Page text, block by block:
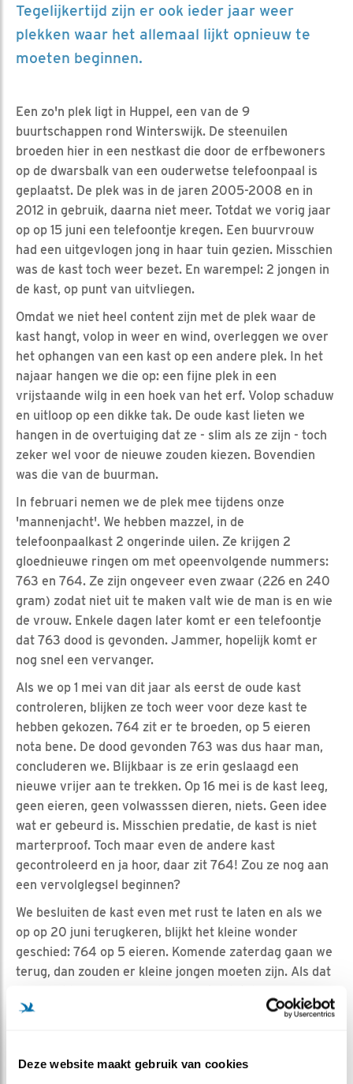
Deze website maakt gebruik van cookies
Tegelijkertijd zijn er ook ieder jaar weer
plekken waar het allemaal lijkt opnieuw te
moeten beginnen.
Een zo'n plek ligt in Huppel, een van de 9
buurtschappen rond Winterswijk. De steenuilen
broeden hier in een nestkast die door de erfbewoners
op de dwarsbalk van een ouderwetse telefoonpaal is
geplaatst. De plek was in de jaren 2005-2008 en in
2012 in gebruik, daarna niet meer. Totdat we vorig jaar
op op 15 juni een telefoontje kregen. Een buurvrouw
had een uitgevlogen jong in haar tuin gezien. Misschien
was de kast toch weer bezet. En warempel: 2 jongen in
de kast, op punt van uitvliegen.
Omdat we niet heel content zijn met de plek waar de
kast hangt, volop in weer en wind, overleggen we over
het ophangen van een kast op een andere plek. In het
najaar hangen we die op: een fijne plek in een
vrijstaande wilg in een hoek van het erf. Volop schaduw
en uitloop op een dikke tak. De oude kast lieten we
hangen in de overtuiging dat ze - slim als ze zijn - toch
zeker wel voor de nieuwe zouden kiezen. Bovendien
was die van de buurman.
In februari nemen we de plek mee tijdens onze
'mannenjacht'. We hebben mazzel, in de
telefoonpaalkast 2 ongerinde uilen. Ze krijgen 2
gloednieuwe ringen om met opeenvolgende nummers:
763 en 764. Ze zijn ongeveer even zwaar (226 en 240
gram) zodat niet uit te maken valt wie de man is en wie
de vrouw. Enkele dagen later komt er een telefoontje
dat 763 dood is gevonden. Jammer, hopelijk komt er
nog snel een vervanger.
Als we op 1 mei van dit jaar als eerst de oude kast
controleren, blijken ze toch weer voor deze kast te
hebben gekozen. 764 zit er te broeden, op 5 eieren
nota bene. De dood gevonden 763 was dus haar man,
concluderen we. Blijkbaar is ze erin geslaagd een
nieuwe vrijer aan te trekken. Op 16 mei is de kast leeg,
geen eieren, geen volwasssen dieren, niets. Geen idee
wat er gebeurd is. Misschien predatie, de kast is niet
marterproof. Toch maar even de andere kast
gecontroleerd en ja hoor, daar zit 764! Zou ze nog aan
een vervolglegsel beginnen?
We besluiten de kast even met rust te laten en als we
op op 20 juni terugkeren, blijkt het kleine wonder
geschied: 764 op 5 eieren. Komende zaterdag gaan we
terug, dan zouden er kleine jongen moeten zijn. Als dat
25 juni zijn geboren, zijn ze pas op 24 juli 30 dagen, de
steenuilenonderzoek!